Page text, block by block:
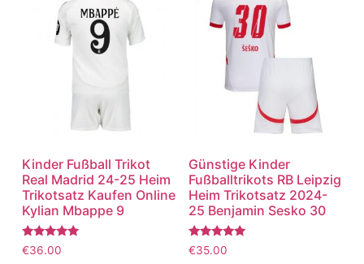
Kinder Fußball Trikot
Real Madrid 24-25 Heim
Trikotsatz Kaufen Online
Kylian Mbappe 9
Bewertet
mit
€36.00
Günstige Kinder
Fußballtrikots RB Leipzig
Heim Trikotsatz 2024-
25 Benjamin Sesko 30
Bewertet
mit
€35.00